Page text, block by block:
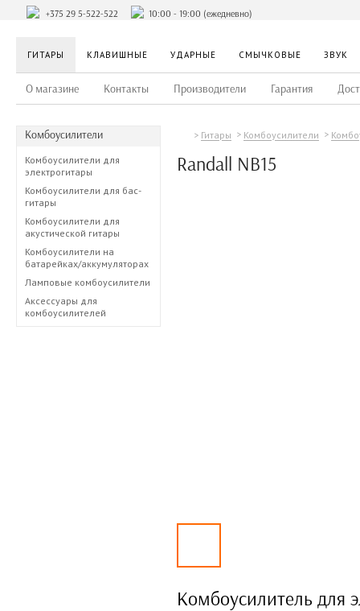
+375 29 5-522-522 10:00 - 19:00 (ежедневно)
ГИТАРЫ КЛАВИШНЫЕ УДАРНЫЕ СМЫЧКОВЫЕ ЗВУК
О магазине Контакты Производители Гарантия
Комбоусилители
Комбоусилители для
электрогитары
Комбоусилители для бас-
гитары
Комбоусилители для
акустической гитары
Комбоусилители на
батарейках/аккумуляторах
Ламповые комбоусилители
Аксессуары для
комбоусилителей
Гитары Комбоусилители
Randall NB15
Комбоусилитель для